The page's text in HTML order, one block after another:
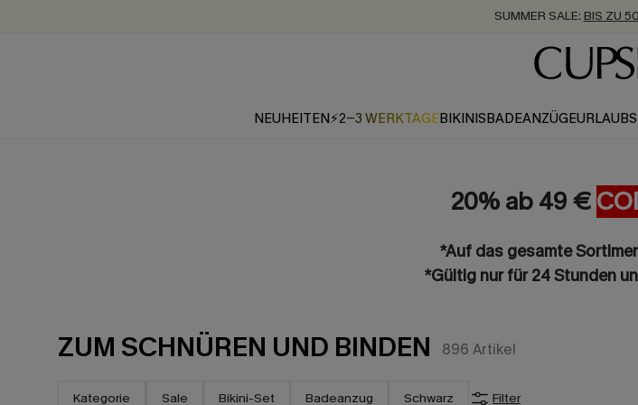
SUMMER SALE: BIS ZU
ZUM NEWSLETTER:BIS ZU -20%
KOSTENLOSER
NEUHEITEN⚡2-3 WERKTAGEBIKINISBADEANZÜGE
20% ab 49 €
*Auf das gesamte
*Gültig nur für 24 Stunden
ZUM SCHNÜREN UND BINDEN 896 Artikel
Kategorie Sale Bikini-Set Badeanzug Schwarz Filter